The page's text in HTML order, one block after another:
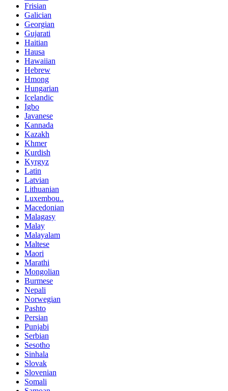
Frisian
Galician
Georgian
Gujarati
Haitian
Hausa
Hawaiian
Hebrew
Hmong
Hungarian
Icelandic
Igbo
Javanese
Kannada
Kazakh
Khmer
Kurdish
Kyrgyz
Latin
Latvian
Lithuanian
Luxembou..
Macedonian
Malagasy
Malay
Malayalam
Maltese
Maori
Marathi
Mongolian
Burmese
Nepali
Norwegian
Pashto
Persian
Punjabi
Serbian
Sesotho
Sinhala
Slovak
Slovenian
Somali